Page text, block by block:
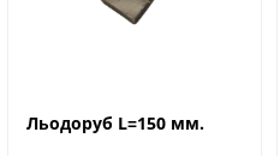
Льодоруб L=150 мм.